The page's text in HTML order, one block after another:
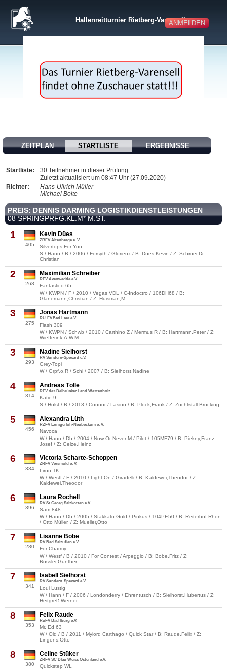
ANMELDEN
Hallenreitturnier Rietberg-Varensell
ZEITPLAN STARTLISTE ERGEBNISSE
Startliste:
30 Teilnehmer in dieser Prüfung.
Zuletzt aktualisiert um 08:47 Uhr (27.09.2020)
Richter:
Hans-Ullrich Müller
Michael Bolte
PREIS: DENNIS DARMING LOGISTIKDIENSTLEISTUNGEN
08 SPRINGPRFG.KL.M* M.ST.
1
405
Kevin Dües
ZRFV Altenberge e. V.
Silvertops For You
S / Hann / B / 2006 / Forsyth / Glorieux / B: Dües,Kevin / Z: Schröer,Dr.
Christian
2
268
Maximilian Schreiber
RFV Avenwedde e.V.
Fantastico 65
W / KWPN / F / 2010 / Vegas VDL / C-Indoctro / 106DH68 / B:
Glanemann,Christian / Z: Huisman,M.
3
275
Jonas Hartmann
RU-FV.Bad Laer e.V.
Flash 309
W / KWPN / Schwb / 2010 / Carthino Z / Mermus R / B: Hartmann,Peter / Z:
Wiefferink,A.W.M.
3
293
Nadine Sielhorst
RV Sundern-Spexard e.V.
Grey-Topi
W / Grpf.o.R / Schi / 2007 / B: Sielhorst,Nadine
4
314
Andreas Tölle
RFV des Delbrücker Land Westenholz
Katie 9
S / Holst / B / 2013 / Connor / Lasino / B: Plock,Frank / Z: Zuchtstall Bröcking,
5
456
Alexandra Lüth
RZFV Ennigerloh-Neubeckum e. V.
Navoca
W / Hann / Db / 2004 / Now Or Never M / Pilot / 105MF79 / B: Piekny,Franz-
Josef / Z: Gelze,Heinz
6
334
Victoria Scharte-Schoppen
ZRFV Versmold e. V.
Liron TK
W / Westf / F / 2010 / Light On / Giradelli / B: Kaldewei,Theodor / Z:
Kaldewei,Theodor
6
396
Laura Rochell
RV St.Georg Salzkotten e.V.
Sam 848
W / Hann / Db / 2005 / Stakkato Gold / Pinkus / 104PE50 / B: Reiterhof Rhön
/ Otto Müller, / Z: Mueller,Otto
7
280
Lisanne Bobe
RV Bad Salzuflen e.V.
For Charmy
W / Westf / B / 2010 / For Contest / Arpeggio / B: Bobe,Fritz / Z:
Rössler,Günther
7
341
Isabell Sielhorst
RV Sundern-Spexard e.V.
Loui Lustig
W / Hann / F / 2006 / Londonderry / Ehrentusch / B: Sielhorst,Hubertus / Z:
Heitgreß,Werner
8
353
Felix Raude
RuFV Bad Iburg e.V.
Mr. Ed 63
W / Old / B / 2011 / Mylord Carthago / Quick Star / B: Raude,Felix / Z:
Lingens,Otto
8
380
Celine Stüker
ZRFV SC Blau Weiss Ostenland e.V.
Quickstep WL